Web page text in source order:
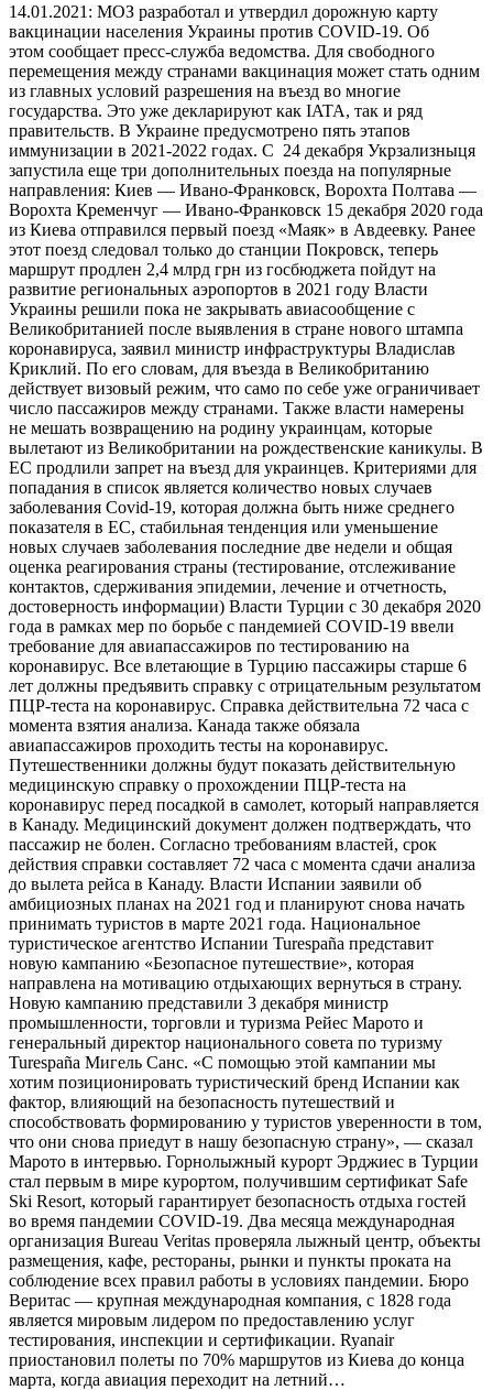
14.01.2021: МОЗ разработал и утвердил дорожную карту
вакцинации населения Украины против COVID-19. Об
этом сообщает пресс-служба ведомства. Для свободного
перемещения между странами вакцинация может стать одним
из главных условий разрешения на въезд во многие
государства. Это уже декларируют как IATA, так и ряд
правительств. В Украине предусмотрено пять этапов
иммунизации в 2021-2022 годах. С 24 декабря Укрзализныця
запустила еще три дополнительных поезда на популярные
направления: Киев — Ивано-Франковск, Ворохта Полтава —
Ворохта Кременчуг — Ивано-Франковск 15 декабря 2020 года
из Киева отправился первый поезд «Маяк» в Авдеевку. Ранее
этот поезд следовал только до станции Покровск, теперь
маршрут продлен 2,4 млрд грн из госбюджета пойдут на
развитие региональных аэропортов в 2021 году Власти
Украины решили пока не закрывать авиасообщение с
Великобританией после выявления в стране нового штампа
коронавируса, заявил министр инфраструктуры Владислав
Криклий. По его словам, для въезда в Великобританию
действует визовый режим, что само по себе уже ограничивает
число пассажиров между странами. Также власти намерены
не мешать возвращению на родину украинцам, которые
вылетают из Великобритании на рождественские каникулы. В
ЕС продлили запрет на въезд для украинцев. Критериями для
попадания в список является количество новых случаев
заболевания Covid-19, которая должна быть ниже среднего
показателя в ЕС, стабильная тенденция или уменьшение
новых случаев заболевания последние две недели и общая
оценка реагирования страны (тестирование, отслеживание
контактов, сдерживания эпидемии, лечение и отчетность,
достоверность информации) Власти Турции с 30 декабря 2020
года в рамках мер по борьбе с пандемией COVID-19 ввели
требование для авиапассажиров по тестированию на
коронавирус. Все влетающие в Турцию пассажиры старше 6
лет должны предъявить справку с отрицательным результатом
ПЦР-теста на коронавирус. Справка действительна 72 часа с
момента взятия анализа. Канада также обязала
авиапассажиров проходить тесты на коронавирус.
Путешественники должны будут показать действительную
медицинскую справку о прохождении ПЦР-теста на
коронавирус перед посадкой в самолет, который направляется
в Канаду. Медицинский документ должен подтверждать, что
пассажир не болен. Согласно требованиям властей, срок
действия справки составляет 72 часа с момента сдачи анализа
до вылета рейса в Канаду. Власти Испании заявили об
амбициозных планах на 2021 год и планируют снова начать
принимать туристов в марте 2021 года. Национальное
туристическое агентство Испании Turespaña представит
новую кампанию «Безопасное путешествие», которая
направлена ​​на мотивацию отдыхающих вернуться в страну.
Новую кампанию представили 3 декабря министр
промышленности, торговли и туризма Рейес Марото и
генеральный директор национального совета по туризму
Turespaña Мигель Санс. «С помощью этой кампании мы
хотим позиционировать туристический бренд Испании как
фактор, влияющий на безопасность путешествий и
способствовать формированию у туристов уверенности в том,
что они снова приедут в нашу безопасную страну», — сказал
Марото в интервью. Горнолыжный курорт Эрджиес в Турции
стал первым в мире курортом, получившим сертификат Safe
Ski Resort, который гарантирует безопасность отдыха гостей
во время пандемии COVID-19. Два месяца международная
организация Bureau Veritas проверяла лыжный центр, объекты
размещения, кафе, рестораны, рынки и пункты проката на
соблюдение всех правил работы в условиях пандемии. Бюро
Веритас — крупная международная компания, с 1828 года
является мировым лидером по предоставлению услуг
тестирования, инспекции и сертификации. Ryanair
приостановил полеты по 70% маршрутов из Киева до конца
марта, когда авиация переходит на летний…